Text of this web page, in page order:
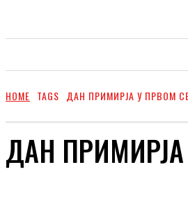
HOME TAGS ДАН ПРИМИРЈА У ПРВОМ
ДАН